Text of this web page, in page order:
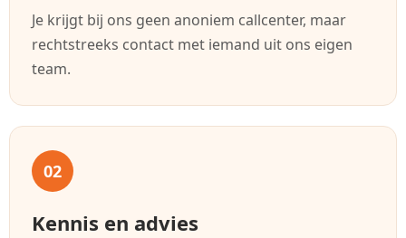
Je krijgt bij ons geen anoniem callcenter, maar
rechtstreeks contact met iemand uit ons eigen
team.
02
Kennis en advies